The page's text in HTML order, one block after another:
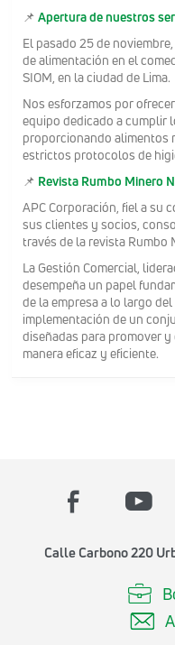
📌Apertura de nuestros
El pasado 25 de
de alimentación en el
SIOM, en la ciudad de Lima.
Nos esforzamos por
equipo dedicado a cumplir
proporcionando alimentos
estrictos protocolos de
📌 Revista Rumbo Minero
APC Corporación, fiel a su
sus clientes y socios,
través de la revista Rumbo
La Gestión Comercial,
desempeña un papel
de la empresa a lo largo
implementación de un
diseñadas para promover
manera eficaz y eficiente.
Calle Carbono 220